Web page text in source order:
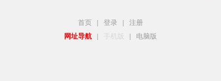
首页 | 登录 |
注册
网址导航
| 手机版 | 电脑版